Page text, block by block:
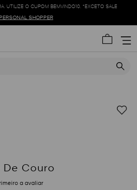
UTILIZE O CUPOM BEMVINDO10. *EXCETO SALE
SHOPPER
Couro
a avaliar